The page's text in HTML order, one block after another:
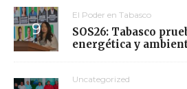
El Poder en Tabasco
SOS26: Tabasco
energética y
Uncategorized